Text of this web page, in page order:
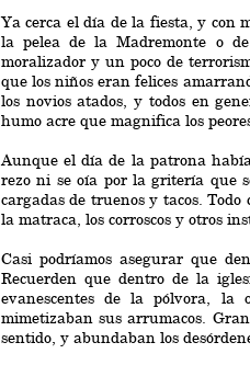
Ya cerca el día de la fiesta, y con
la pelea de la Madremonte o
moralizador y un poco de
que los niños eran felices
los novios atados, y todos en
humo acre que magnifica los
Aunque el día de la patrona
rezo ni se oía por la gritería que
cargadas de truenos y tacos.
la matraca, los corroscos y otros
Casi podríamos asegurar que
Recuerden que dentro de la
evanescentes de la pólvora, la
mimetizaban sus arrumacos.
sentido, y abundaban los